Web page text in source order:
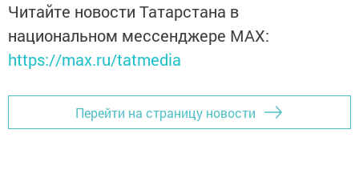
Читайте новости Татарстана в
национальном мессенджере MАХ:
https://max.ru/tatmedia
Перейти на страницу новости